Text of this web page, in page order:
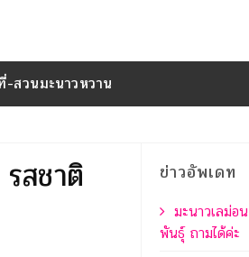
สวนมะนาวหวาน
สชาติ ข่าวอัพเดท
มะนาวเลม่
พันธุ์ ถามได้ค่ะ